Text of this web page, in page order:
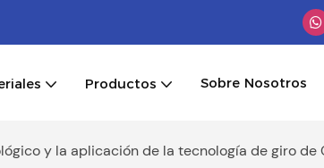
Productos Sobre Nosotros
y la aplicación de la tecnología de giro de